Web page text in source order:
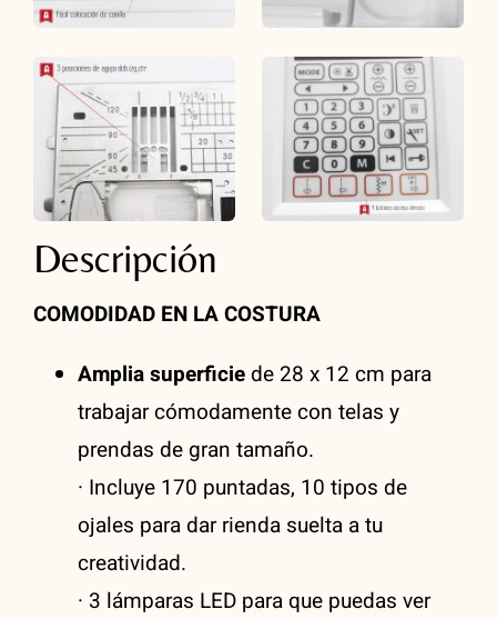
Descripción
COMODIDAD EN LA COSTURA
Amplia superficiede 28 x 12 cm para
trabajar cómodamente con telas y
prendas de gran tamaño.
· Incluye 170 puntadas, 10 tipos de
ojales para dar rienda suelta a tu
creatividad.
· 3 lámparas LED para que puedas ver